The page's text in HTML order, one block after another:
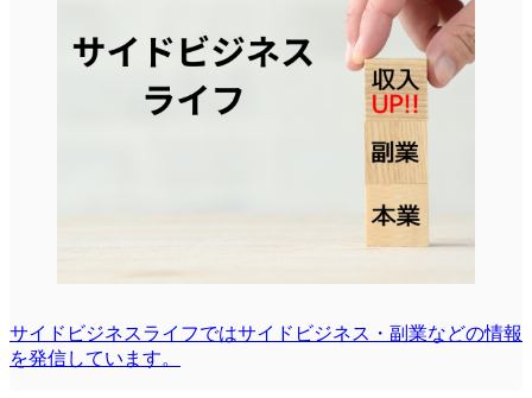
サイドビジネスライフではサイドビジネス・副業などの情報
を発信しています。